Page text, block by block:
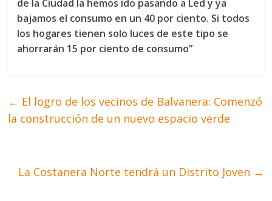
de la Ciudad la hemos ido pasando a Led y ya
bajamos el consumo en un 40 por ciento. Si todos
los hogares tienen solo luces de este tipo se
ahorrarán 15 por ciento de consumo”
← El logro de los vecinos de Balvanera: Comenzó
la construcción de un nuevo espacio verde
La Costanera Norte tendrá un Distrito Joven →